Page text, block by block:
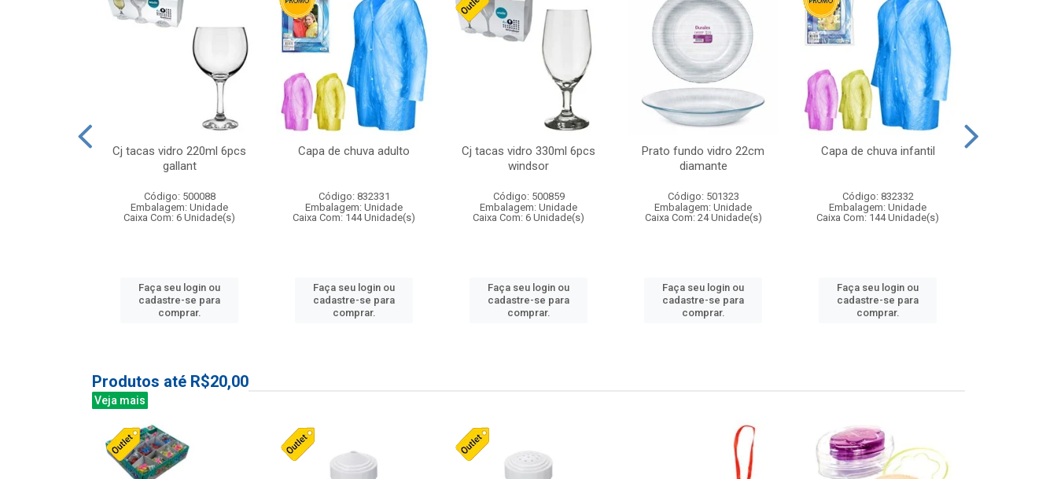
Cj tacas vidro 220ml 6pcs
gallant
Código: 500088
Embalagem: Unidade
Caixa Com: 6 Unidade(s)
Faça seu login ou
cadastre-se para
comprar.
Capa de chuva adulto
Código: 832331
Embalagem: Unidade
Caixa Com: 144 Unidade(s)
Faça seu login ou
cadastre-se para
comprar.
Cj tacas vidro 330ml 6pcs
windsor
Código: 500859
Embalagem: Unidade
Caixa Com: 6 Unidade(s)
Faça seu login ou
cadastre-se para
comprar.
Prato fundo vidro 22cm
diamante
Código: 501323
Embalagem: Unidade
Caixa Com: 24 Unidade(s)
Faça seu login ou
cadastre-se para
comprar.
Capa de chuva infantil
Código: 832332
Embalagem: Unidade
Caixa Com: 144 Unidade(s)
Faça seu login ou
cadastre-se para
comprar.
Produtos até R$20,00
Veja mais